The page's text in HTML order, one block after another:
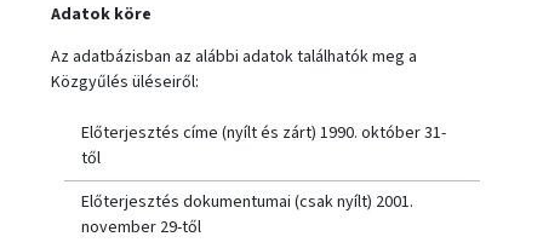
Adatok köre
Az adatbázisban az alábbi adatok találhatók meg a
Közgyűlés üléseiről:
Előterjesztés címe (nyílt és zárt) 1990. október 31-
től
Előterjesztés dokumentumai (csak nyílt) 2001.
november 29-től